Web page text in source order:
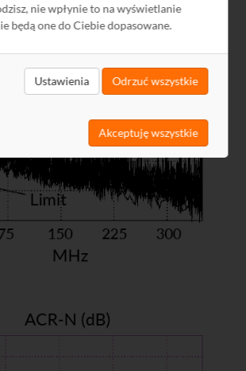
nie wpłynie to na wyświetlanie
będą one do Ciebie dopasowane.
Ustawienia Odrzuć wszystkie
Akceptuję wszystkie